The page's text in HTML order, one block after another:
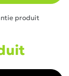
produit